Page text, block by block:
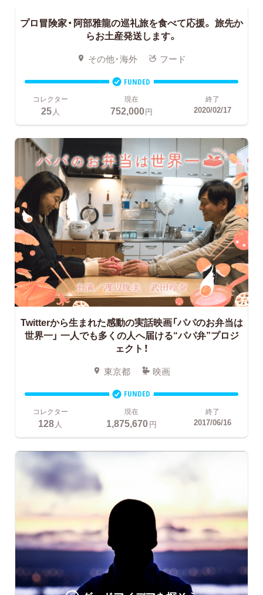
プロ冒険家・阿部雅龍の巡礼旅を食べて応援。 旅先か
らお土産発送します。
その他・海外 フード
FUNDED
コレクター
25人
現在
752,000円
終了
2020/02/17
Twitterから生まれた感動の実話映画「パパのお弁当は
世界一」 一人でも多くの人へ届ける“パパ弁”プロジ
ェクト！
東京都 映画
FUNDED
コレクター
128 人
現在
1,875,670円
終了
2017/06/16